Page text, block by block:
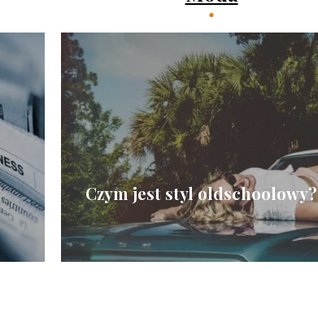
Czym jest styl oldschoolowy?